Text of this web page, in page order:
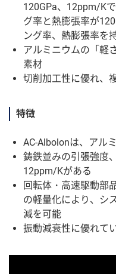
120GPa、12ppm/K
グ率と熱膨張率が
ング率、熱膨張率を
アルミニウムの「軽
素材
切削加工性に優れ、
特徴
AC-Albolonは、アル
鋳鉄並みの引張強度
12ppm/Kがある
回転体・高速駆動部
の軽量化により、シ
減を可能
振動減衰性に優れて